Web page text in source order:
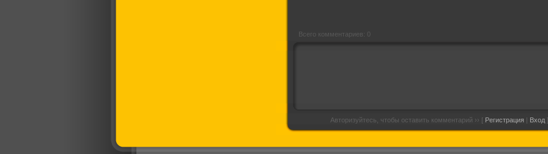
Всего комментариев: 0
Авторизуйтесь, чтобы оставить комментарий ›› [ Регистрация | Вход ]